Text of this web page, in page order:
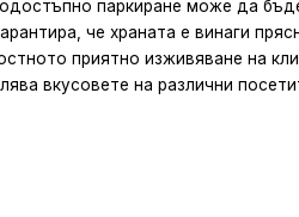
паркиране може да
че храната е винаги
приятно изживяване на
вкусовете на различни